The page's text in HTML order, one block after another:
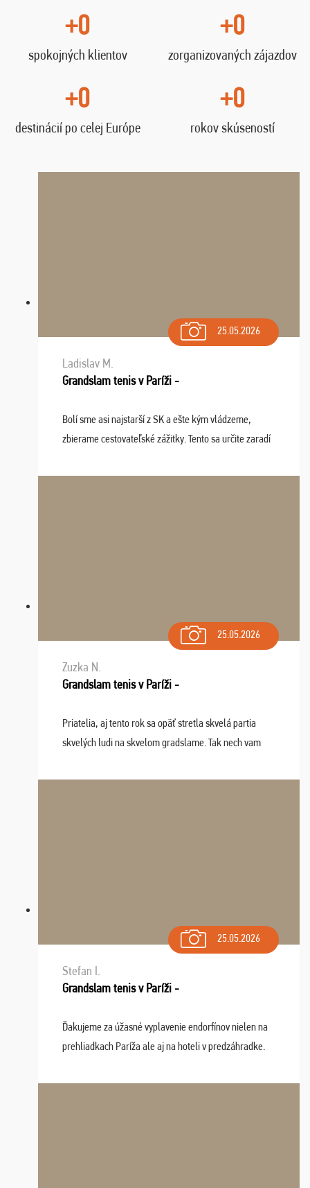
+0
spokojných klientov
+0
zorganizovaných zájazdov
+0
destinácií po celej Európe
+0
rokov skúseností
25.05.2026
Ladislav M.
Grandslam tenis v Paríži -
Bolí sme asi najstarší z SK a ešte kým vládzeme,
zbierame cestovateľské zážitky. Tento sa určite zaradí
osudu - pohodový šefík Meďo, dobrá parti ...
25.05.2026
Zuzka N.
Grandslam tenis v Paríži -
Priatelia, aj tento rok sa opäť stretla skvelá partia
skvelých ludi na skvelom gradslame. Tak nech vam
sa na budúci rok. Prajem vam este veľa ta ...
25.05.2026
Stefan I.
Grandslam tenis v Paríži -
Ďakujeme za úžasné vyplavenie endorfínov nielen na
prehliadkach Paríža ale aj na hoteli v predzáhradke.
spomínať a zväžujeme repete budúci rok : ...